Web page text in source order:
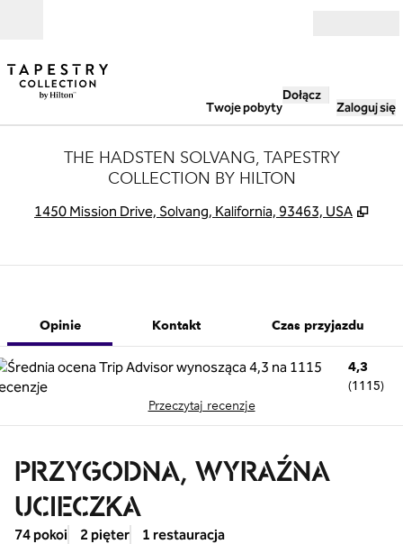
Twoje pobyty
Dołącz
Zaloguj się
THE HADSTEN SOLVANG, TAPESTRY
COLLECTION BY HILTON
1450 Mission Drive, Solvang, Kalifornia, 93463, USA ,
Opinie Kontakt Czas przyjazdu
4,3
(1115)
Przeczytaj recenzje
PRZYGODNA, WYRAŹNA
UCIECZKA
74 pokoi 2 pięter 1 restauracja